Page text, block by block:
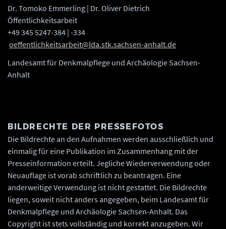
Dr. Tomoko Emmerling | Dr. Oliver Dietrich
Öffentlichkeitsarbeit
+49 345 5247-384 | -334
oeffentlichkeitsarbeit@lda.stk.sachsen-anhalt.de
Landesamt für Denkmalpflege und Archäologie Sachsen-
Anhalt
BILDRECHTE DER PRESSEFOTOS
Die Bildrechte an den Aufnahmen werden ausschließlich und
einmalig für eine Publikation im Zusammenhang mit der
Presseinformation erteilt. Jegliche Wiederverwendung oder
Neuauflage ist vorab schriftlich zu beantragen. Eine
anderweitige Verwendung ist nicht gestattet. Die Bildrechte
liegen, soweit nicht anders angegeben, beim Landesamt für
Denkmalpflege und Archäologie Sachsen-Anhalt. Das
Copyright ist stets vollständig und korrekt anzugeben. Wir